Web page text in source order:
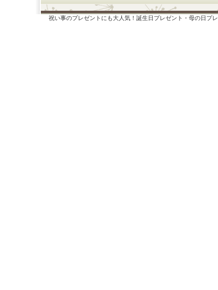
祝い事のプレゼントにも大人気！誕生日プレゼント・母の日プ